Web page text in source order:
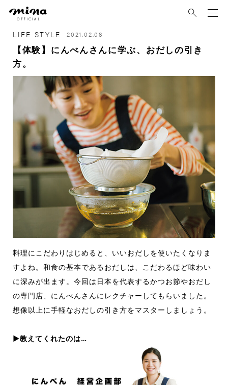
LIFE STYLE 2021.02.08
【体験】にんべんさんに学ぶ、おだしの引き
方。
料理にこだわりはじめると、いいおだしを使いたくなりま
すよね。和食の基本であるおだしは、こだわるほど味わい
に深みが出ます。今回は日本を代表するかつお節やおだし
の専門店、にんべんさんにレクチャーしてもらいました。
想像以上に手軽なおだしの引き方をマスターしましょう。
▶︎教えてくれたのは…